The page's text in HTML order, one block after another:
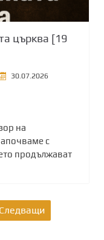
църква [19
30.07.2026
на
с
продължават
Следващи